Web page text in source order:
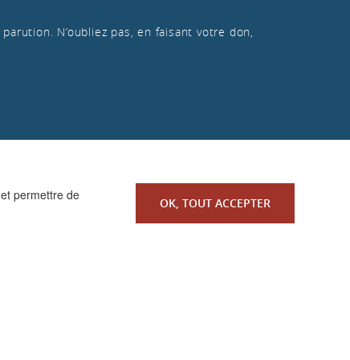
permettre de
OK, TOUT ACCEPTER
N’oubliez pas, en faisant votre don,